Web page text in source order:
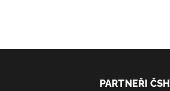
PARTNEŘI ČSH